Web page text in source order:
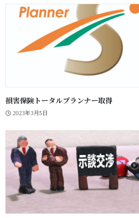
損害保険トータルプランナー取得
2023年3月5日